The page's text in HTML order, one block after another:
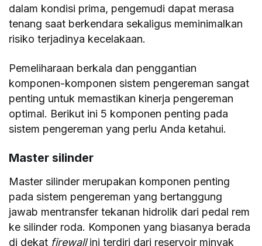
dalam kondisi prima, pengemudi dapat merasa
tenang saat berkendara sekaligus meminimalkan
risiko terjadinya kecelakaan.
Pemeliharaan berkala dan penggantian
komponen-komponen sistem pengereman sangat
penting untuk memastikan kinerja pengereman
optimal. Berikut ini 5 komponen penting pada
sistem pengereman yang perlu Anda ketahui.
Master silinder
Master silinder merupakan komponen penting
pada sistem pengereman yang bertanggung
jawab mentransfer tekanan hidrolik dari pedal rem
ke silinder roda. Komponen yang biasanya berada
di dekat firewallini terdiri dari reservoir minyak